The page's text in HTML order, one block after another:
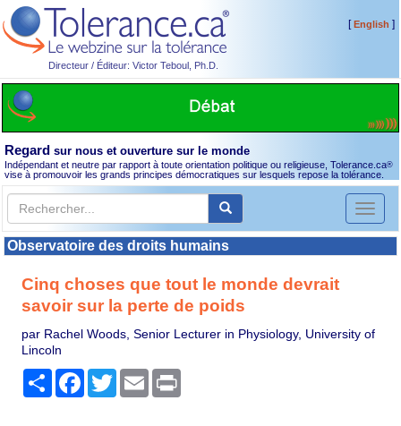
Directeur / Éditeur: Victor Teboul, Ph.D.
[English ]
Regard sur nous et ouverture sur le monde
Indépendant et neutre par rapport à toute orientation politique ou religieuse, Tolerance.ca®
vise à promouvoir les grands principes démocratiques sur lesquels repose la tolérance.
Toggle
Observatoire des droits humains
Cinq choses que tout le monde devrait
savoir sur la perte de poids
par Rachel Woods, Senior Lecturer in Physiology, University of
Lincoln
PartagerFacebook
TwitterEmail